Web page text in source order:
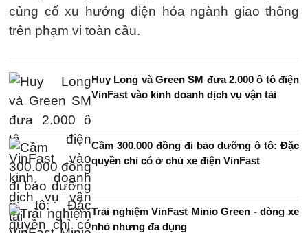
củng cố xu hướng điện hóa ngành giao thông
trên phạm vi toàn cầu.
Huy Long và Green SM đưa 2.000 ô tô điện
VinFast vào kinh doanh dịch vụ vận tải
Cầm 300.000 đồng đi bảo dưỡng ô tô: Đặc
quyền chỉ có ở chủ xe điện VinFast
Trải nghiệm VinFast Minio Green - dòng xe
nhỏ nhưng đa dụng